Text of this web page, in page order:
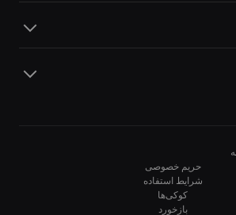
حریم خصوصی
شرایط استفاده
کوکی‌ها
بازخورد
10